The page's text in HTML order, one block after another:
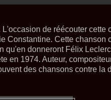
de réécouter cette
Constantine. Cette chanson
qu'en donneront Félix
en 1974. Auteur,
des chansons contre la